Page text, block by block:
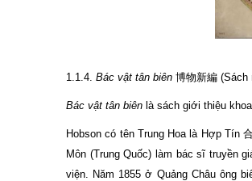
1.1.4. Bác vật tân biên 博物新編
Bác vật tân biên là sách giới thiệu
Hobson có tên Trung Hoa là Hợp Tín
Môn (Trung Quốc) làm bác sĩ truyền
viện. Năm 1855 ở Quảng Châu ông